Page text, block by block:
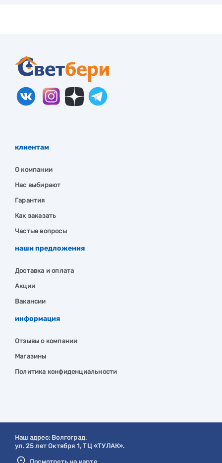
клиентам
О компании
Нас выбирают
Гарантия
Как заказать
Частые вопросы
наши предложения
Доставка и оплата
Акции
Вакансии
информация
Отзывы о компании
Магазины
Политика конфиденциальности
Наш адрес: Волгоград,
ул. 25 лет Октября 1, ТЦ «ТУЛАК».